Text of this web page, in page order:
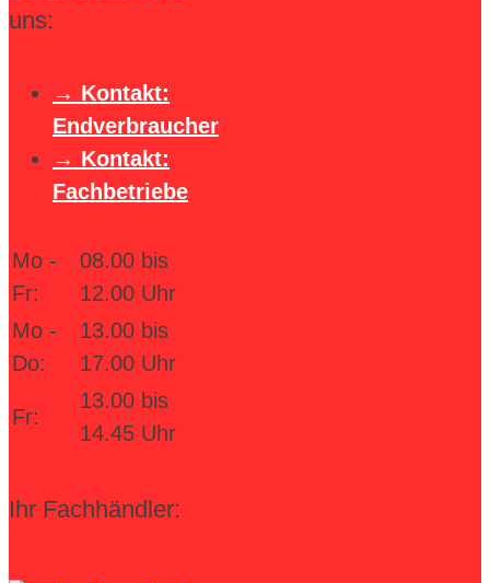
uns:
Kontakt:
Endverbraucher
Kontakt:
Fachbetriebe
Mo -
Fr:
08.00 bis
12.00 Uhr
Mo -
Do:
13.00 bis
17.00 Uhr
Fr:
13.00 bis
14.45 Uhr
Ihr Fachhändler: